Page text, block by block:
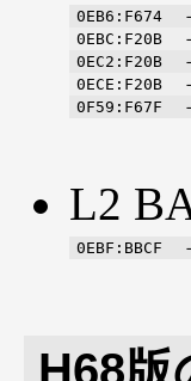
0EB6:F674
0EBC:F20B
0EC2:F20B
0ECE:F20B
0F59:F67F
L2
0EBF:BBCF